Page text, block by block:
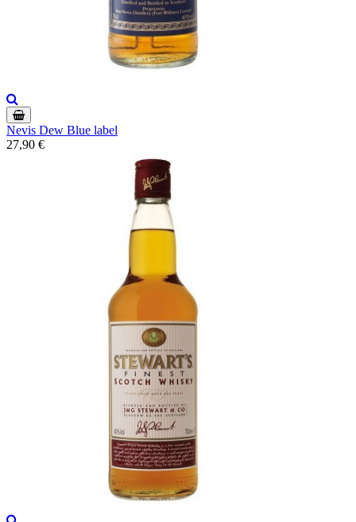
Nevis Dew Blue label
27,90 €